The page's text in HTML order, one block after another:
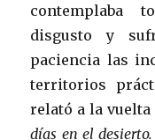
contemplaba
disgusto y
paciencia las
territorios
relató a la vuelta
días en el desierto.